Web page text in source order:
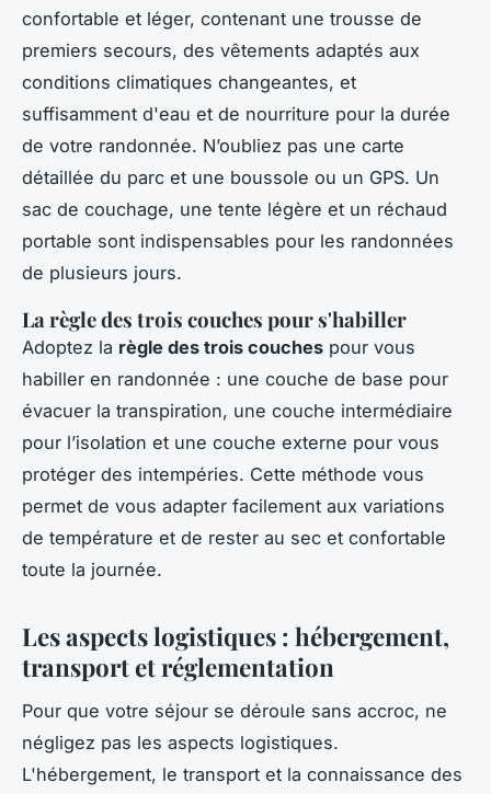
confortable et léger, contenant une trousse de
premiers secours, des vêtements adaptés aux
conditions climatiques changeantes, et
suffisamment d'eau et de nourriture pour la durée
de votre randonnée. N’oubliez pas une carte
détaillée du parc et une boussole ou un GPS. Un
sac de couchage, une tente légère et un réchaud
portable sont indispensables pour les randonnées
de plusieurs jours.
La règle des trois couches pour s'habiller
Adoptez la règle des trois couches pour vous
habiller en randonnée : une couche de base pour
évacuer la transpiration, une couche intermédiaire
pour l’isolation et une couche externe pour vous
protéger des intempéries. Cette méthode vous
permet de vous adapter facilement aux variations
de température et de rester au sec et confortable
toute la journée.
Les aspects logistiques : hébergement,
transport et réglementation
Pour que votre séjour se déroule sans accroc, ne
négligez pas les aspects logistiques.
L'hébergement, le transport et la connaissance des